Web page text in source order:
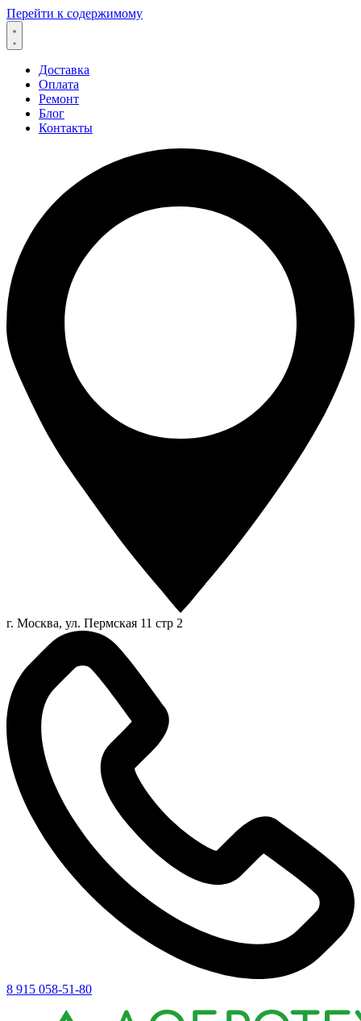
Перейти к содержимому
Доставка
Оплата
Ремонт
Блог
Контакты
г. Москва, ул. Пермская 11 стр 2
8 915 058-51-80